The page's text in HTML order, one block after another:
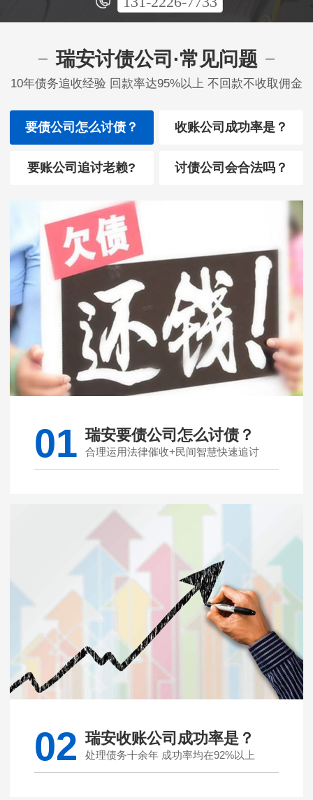
瑞安讨债公司·常见问题
10年债务追收经验 回款率达95%以上 不回款不收取佣金
要债公司怎么讨债？ 收账公司成功率是？
要账公司追讨老赖? 讨债公司会合法吗？
01 瑞安要债公司怎么讨债？
合理运用法律催收+民间智慧快速追讨
02 瑞安收账公司成功率是？
处理债务十余年 成功率均在92%以上